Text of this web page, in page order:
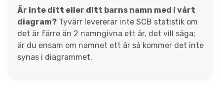
Är inte ditt eller ditt barns namn med i vårt
diagram? Tyvärr levererar inte SCB statistik om
det är färre än 2 namngivna ett år, det vill säga;
är du ensam om namnet ett år så kommer det inte
synas i diagrammet.